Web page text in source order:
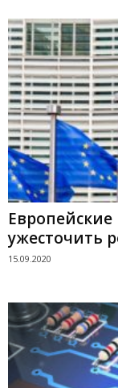
ужесточить
15.09.2020